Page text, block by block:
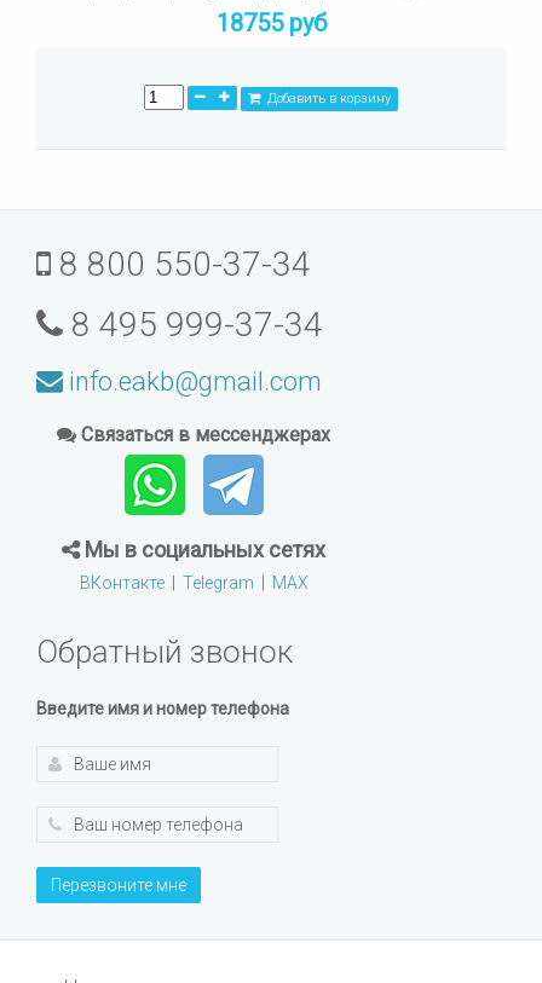
18755 руб
Добавить в корзину
8 800 550-37-34
8 495 999-37-34
info.eakb@gmail.com
Связаться в мессенджерах
Мы в социальных сетях
ВКонтакте| Telegram | MAX
Обратный звонок
Введите имя и номер телефона
Перезвоните мне